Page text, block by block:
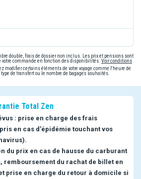
double, frais de dossier non inclus. Les prix et pensions sont
votre commande en fonction des disponibilités. Voir conditions
modifier certains éléments de votre voyage comme l'heure de
de transfert ou le nombre de bagages souhaités.
Total Zen
: prise en charge des frais
en cas d'épidémie touchant vos
du prix en cas de hausse du carburant
remboursement du rachat de billet en
prise en charge du retour à domicile si